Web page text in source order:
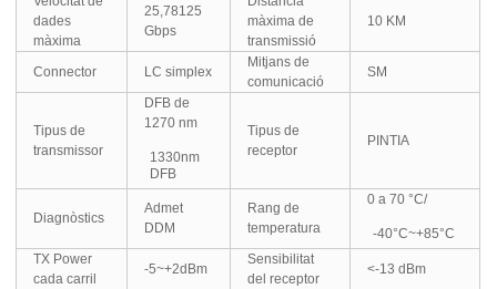
dades
màxima
25,78125
Gbps
màxima de
transmissió
10 KM
Connector LC simplex
Mitjans de
comunicació
SM
Tipus de
transmissor
DFB de
1270 nm
1330nm
DFB
Tipus de
receptor
PINTIA
Diagnòstics
Admet
DDM
Rang de
temperatura
0 a 70 °C/
-40°C~+85°C
TX Power
cada carril
-5~+2dBm
Sensibilitat
del receptor
<-13 dBm